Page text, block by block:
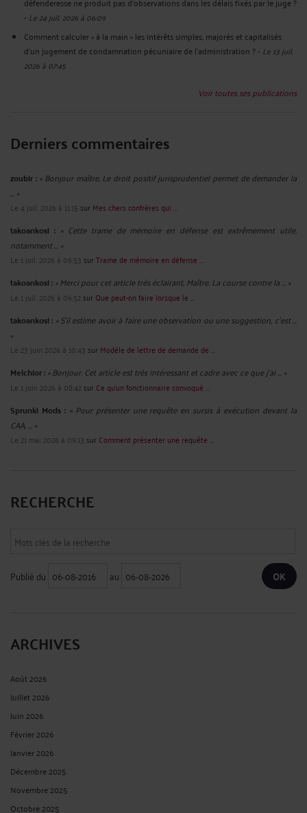
- Le 24 juil. 2026 à 06:09
Comment calculer « à la main » les intérêts simples, majorés et capitalisés
d’un jugement de condamnation pécuniaire de l’administration ?- Le 13 juil.
2026 à 07:45
Voir toutes ses publications
Derniers commentaires
zoubir : « Bonjour maître, Le droit positif jurisprudentiel permet de demander la
... »
Le 4 juil. 2026 à 11:15 sur Mes chers confrères qui ...
takoankosi : « Cette trame de mémoire en défense est extrêmement utile,
notamment ... »
Le 1 juil. 2026 à 06:53 surTrame de mémoire en défense ...
takoankosi :« Merci pour cet article très éclairant, Maître. La course contre la ... »
Le 1 juil. 2026 à 06:52sur Que peut-on faire lorsque le ...
takoankosi : « S’il estime avoir à faire une observation ou une suggestion, c’est ...
»
Le 23 juin 2026 à 10:43 sur Modèle de lettre de demande de ...
Melchior :« Bonjour. Cet article est très intéressant et cadre avec ce que j'ai ... »
Le 1 juin 2026 à 08:42sur Ce qu’un fonctionnaire convoqué ...
Sprunki Mods : « Pour présenter une requête en sursis à exécution devant la
CAA, ... »
Le 21 mai 2026 à 09:13 sur Comment présenter une requête ...
RECHERCHE
Publié du au
ARCHIVES
Août 2026
Juillet 2026
Juin 2026
Février 2026
Janvier 2026
Décembre 2025
Novembre 2025
Octobre 2025